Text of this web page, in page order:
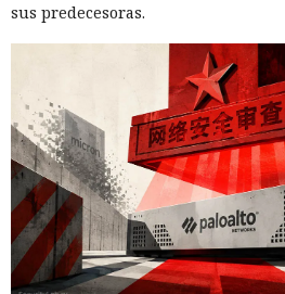
sus predecesoras.